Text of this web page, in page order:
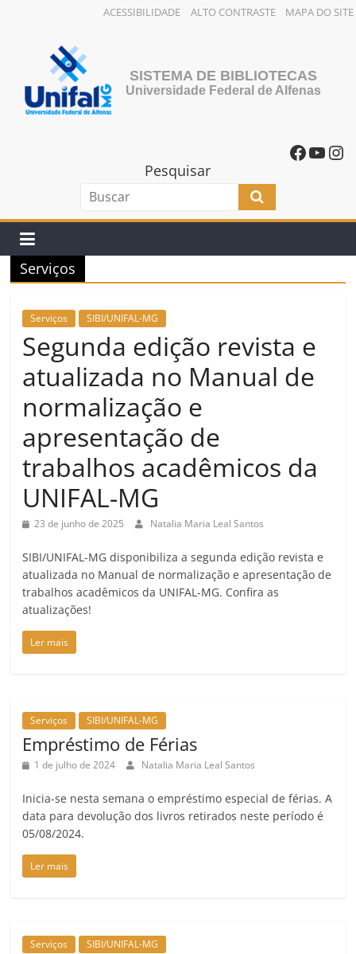
ACESSIBILIDADE ALTO CONTRASTE MAPA DO SITE
SISTEMA DE BIBLIOTECAS
Universidade Federal de Alfenas
Pesquisar
Serviços
Serviços SIBI/UNIFAL-MG
Segunda edição revista e
atualizada no Manual de
normalização e
apresentação de
trabalhos acadêmicos da
UNIFAL-MG
23 de junho de 2025 Natalia Maria Leal Santos
SIBI/UNIFAL-MG disponibiliza a segunda edição revista e
atualizada no Manual de normalização e apresentação de
trabalhos acadêmicos da UNIFAL-MG. Confira as
atualizações!
Ler mais
Serviços SIBI/UNIFAL-MG
Empréstimo de Férias
1 de julho de 2024 Natalia Maria Leal Santos
Inicia-se nesta semana o empréstimo especial de férias. A
data para devolução dos livros retirados neste período é
05/08/2024.
Ler mais
Serviços SIBI/UNIFAL-MG